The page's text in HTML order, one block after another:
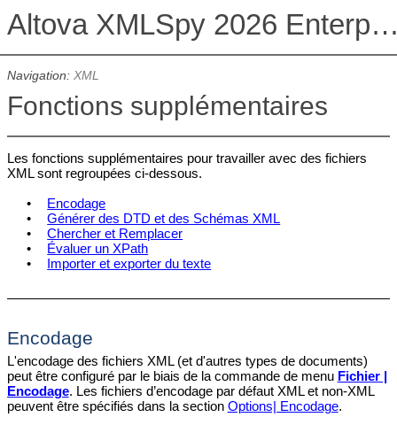
Altova XMLSpy 2026
Navigation: XML
Fonctions supplémentaires
Les fonctions supplémentaires pour travailler avec des fichiers
XML sont regroupées ci-dessous.
•
Encodage
•
Générer des DTD et des Schémas XML
•
Chercher et Remplacer
•
Évaluer un XPath
•
Importer et exporter du texte
Encodage
L'encodage des fichiers XML (et d'autres types de documents)
peut être configuré par le biais de la commande de menu Fichier |
Encodage. Les fichiers d’encodage par défaut XML et non-XML
peuvent être spécifiés dans la section Options| Encodage.